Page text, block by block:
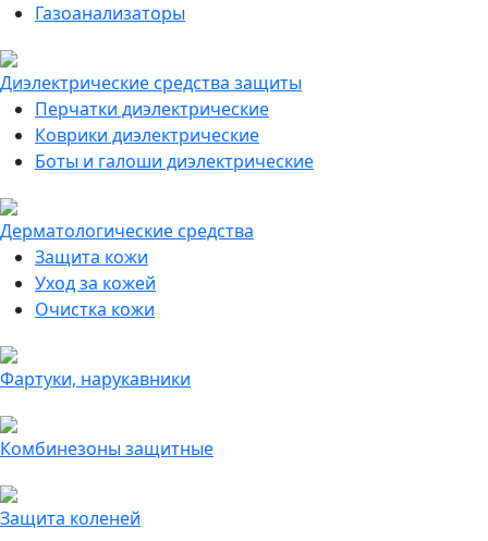
Газоанализаторы
Диэлектрические средства защиты
Перчатки диэлектрические
Коврики диэлектрические
Боты и галоши диэлектрические
Дерматологические средства
Защита кожи
Уход за кожей
Очистка кожи
Фартуки, нарукавники
Комбинезоны защитные
Защита коленей